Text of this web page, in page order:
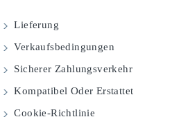
Lieferung
Verkaufsbedingungen
Sicherer Zahlungsverkehr
Kompatibel Oder Erstattet
Cookie-Richtlinie